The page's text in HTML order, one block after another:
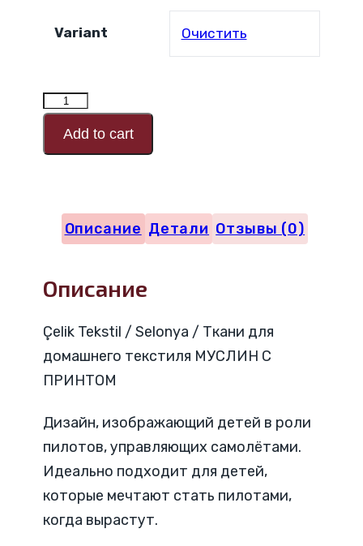
Variant Очистить
Количество
товара
Код
25447
Add to cart
Описание Детали Отзывы (0)
Описание
Çelik Tekstil / Selonya / Ткани для
домашнего текстиля МУСЛИН С
ПРИНТОМ
Дизайн, изображающий детей в роли
пилотов, управляющих самолётами.
Идеально подходит для детей,
которые мечтают стать пилотами,
когда вырастут.